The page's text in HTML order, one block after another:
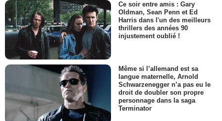
Ce soir entre amis : Gary
Oldman, Sean Penn et Ed
Harris dans l'un des meilleurs
thrillers des années 90
injustement oublié !
Même si l’allemand est sa
langue maternelle, Arnold
Schwarzenegger n’a pas eu le
droit de doubler son propre
personnage dans la saga
Terminator